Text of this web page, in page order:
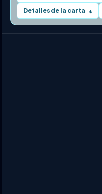
Detalles de la carta ↓